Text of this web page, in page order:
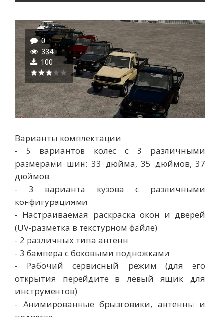
0
334
100
Варианты комплектации
- 5 вариантов колес с 3 различными
размерами шин: 33 дюйма, 35 дюймов, 37
дюймов
- 3 варианта кузова с различными
конфигурациями
- Настраиваемая раскраска окон и дверей
(UV-разметка в текстурном файле)
- 2 различных типа антенн
- 3 бампера с боковыми подножками
- Рабочий сервисный режим (для его
открытия перейдите в левый ящик для
инструментов)
- Анимированные брызговики, антенны и